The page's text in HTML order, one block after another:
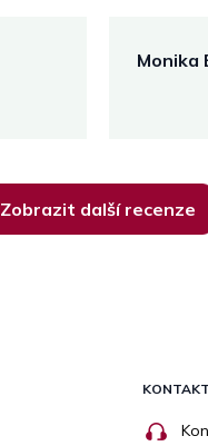
Monika
Zobrazit další recenze
KONTAKT